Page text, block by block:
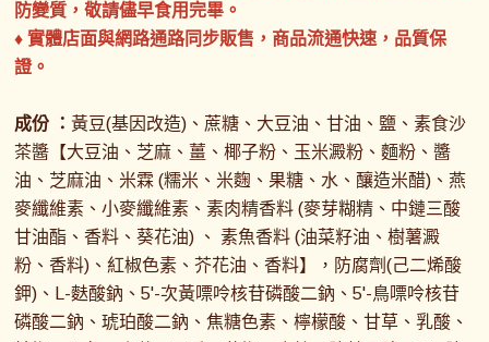
防變質，敬請儘早食用完畢。
♦ 實體店面與網路通路同步販售，商品流通快速，品質保
證。
成份 ： 黃豆(基因改造)、蔗糖、大豆油、甘油、鹽、素食沙
茶醬【大豆油、芝麻、薑、椰子粉、玉米澱粉、麵粉、醬
油、芝麻油、米霖 (糯米、米麴、果糖、水、釀造米醋)、燕
麥纖維素、小麥纖維素、素肉精香料 (麥芽糊精、中鏈三酸
甘油酯、香料、葵花油) 、 素魚香料 (油菜籽油、樹薯澱
粉、香料)、紅椒色素、芥花油、香料】，防腐劑(己二烯酸
鉀)、L-麩酸鈉、5'-次黃嘌呤核苷磷酸二鈉、5'-鳥嘌呤核苷
磷酸二鈉、琥珀酸二鈉、焦糖色素、檸檬酸、甘草、乳酸、